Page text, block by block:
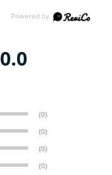
0.0
(0)
(0)
(0)
(0)